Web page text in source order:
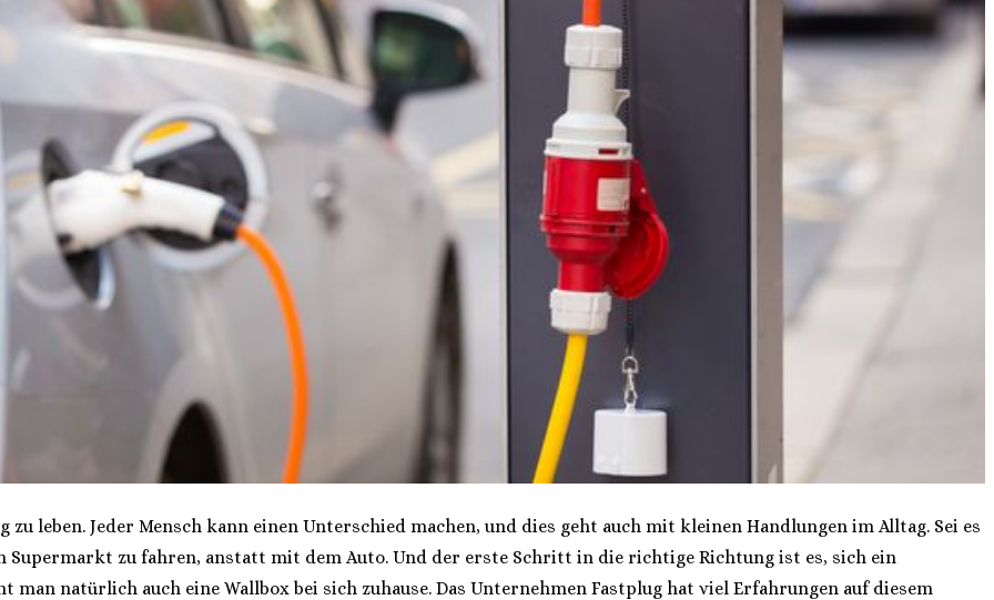
leben. Jeder Mensch kann einen Unterschied machen, und dies geht auch mit kleinen Handlungen im Alltag. Sei es
Supermarkt zu fahren, anstatt mit dem Auto. Und der erste Schritt in die richtige Richtung ist es, sich ein
man natürlich auch eine Wallbox bei sich zuhause. Das Unternehmen Fastplug hat viel Erfahrungen auf diesem